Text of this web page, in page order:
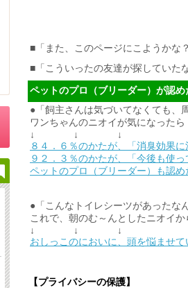
■「また、このページにこようかな
■「こういったの友達が探していた
ペットのプロ（ブリーダー）が認
●「飼主さんは気づいてなくても、
ワンちゃんのニオイが気になったら
↓ ↓ ↓
８４．６％のかたが、「消臭効果に
９２．３％のかたが、「今後も使
ペットのプロ（ブリーダー）も認
●「こんなトイレシーツがあったな
これで、朝のむ～んとしたニオイ
↓ ↓ ↓
おしっこのにおいに、頭を悩ませ
【プライバシーの保護】